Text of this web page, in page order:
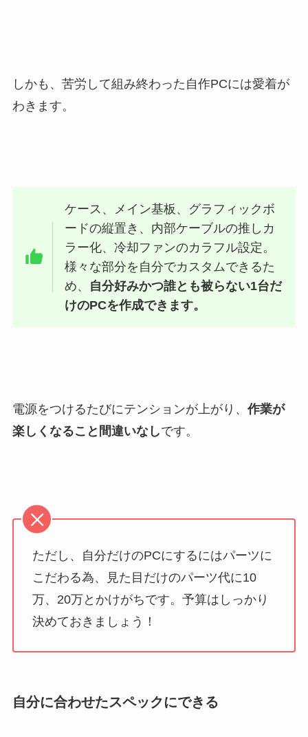
しかも、苦労して組み終わった自作PCには愛着が
わきます。
ケース、メイン基板、グラフィックボ
ードの縦置き、内部ケーブルの推しカ
ラー化、冷却ファンのカラフル設定。
様々な部分を自分でカスタムできるた
め、 自分好みかつ誰とも被らない1台だ
けのPCを作成できます。
電源をつけるたびにテンションが上がり、 作業が
楽しくなること間違いなしです。
ただし、自分だけのPCにするにはパーツに
こだわる為、見た目だけのパーツ代に10
万、20万とかけがちです。予算はしっかり
決めておきましょう！
自分に合わせたスペックにできる